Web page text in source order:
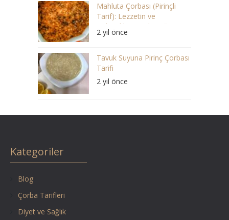
Mahluta Çorbası (Pirinçli
Tarif): Lezzetin ve
Geleneklerin Buluştuğu Bir
Ziyafet
2 yıl önce
Tavuk Suyuna Pirinç Çorbası
Tarifi
2 yıl önce
Kategoriler
Blog
Çorba Tarifleri
Diyet ve Sağlık